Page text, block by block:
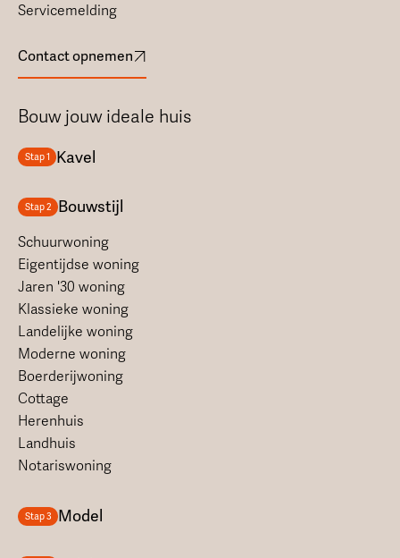
Servicemelding
Contact opnemen
Bouw jouw ideale huis
Stap 1 Kavel
Stap 2 Bouwstijl
Schuurwoning
Eigentijdse woning
Jaren '30 woning
Klassieke woning
Landelijke woning
Moderne woning
Boerderijwoning
Cottage
Herenhuis
Landhuis
Notariswoning
Stap 3 Model